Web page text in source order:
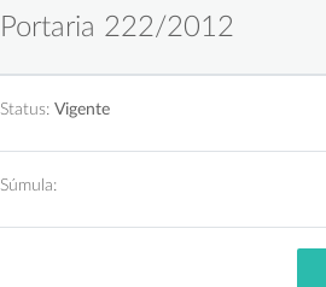
Portaria 222/2012
Status: Vigente
Súmula: